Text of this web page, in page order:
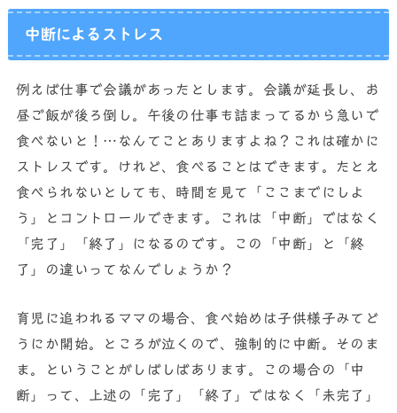
中断によるストレス
例えば仕事で会議があったとします。会議が延長し、お
昼ご飯が後ろ倒し。午後の仕事も詰まってるから急いで
食べないと！…なんてことありますよね？これは確かに
ストレスです。けれど、食べることはできます。たとえ
食べられないとしても、時間を見て「ここまでにしよ
う」とコントロールできます。これは「中断」ではなく
「完了」「終了」になるのです。この「中断」と「終
了」の違いってなんでしょうか？
育児に追われるママの場合、食べ始めは子供様子みてど
うにか開始。ところが泣くので、強制的に中断。そのま
ま。ということがしばしばあります。この場合の「中
断」って、上述の「完了」「終了」ではなく「未完了」